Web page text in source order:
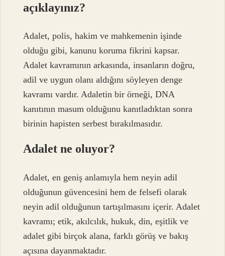
açıklayınız?
Adalet, polis, hakim ve mahkemenin işinde
olduğu gibi, kanunu koruma fikrini kapsar.
Adalet kavramının arkasında, insanların doğru,
adil ve uygun olanı aldığını söyleyen denge
kavramı vardır. Adaletin bir örneği, DNA
kanıtının masum olduğunu kanıtladıktan sonra
birinin hapisten serbest bırakılmasıdır.
Adalet ne oluyor?
Adalet, en geniş anlamıyla hem neyin adil
olduğunun güvencesini hem de felsefi olarak
neyin adil olduğunun tartışılmasını içerir. Adalet
kavramı; etik, akılcılık, hukuk, din, eşitlik ve
adalet gibi birçok alana, farklı görüş ve bakış
açısına dayanmaktadır.